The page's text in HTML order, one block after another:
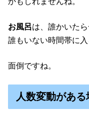
お風呂は、誰かいた
誰もいない時間帯に
面倒ですね。
人数変動がある